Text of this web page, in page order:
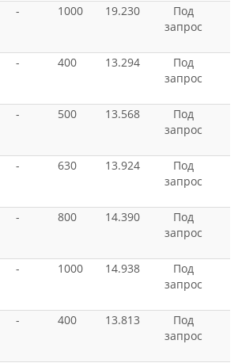
- 1000 19.230
Под
запрос
- 400 13.294
Под
запрос
- 500 13.568
Под
запрос
- 630 13.924
Под
запрос
- 800 14.390
Под
запрос
- 1000 14.938
Под
запрос
- 400 13.813
Под
запрос